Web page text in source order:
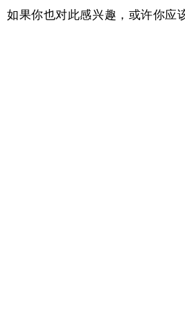
果你也对此感兴趣，或许你应